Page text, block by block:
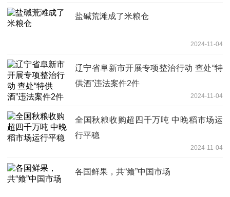
盐碱荒滩成了米粮仓
2024-11-04
辽宁省阜新市开展专项整治行动 查处“特
供酒”违法案件2件
2024-11-04
全国秋粮收购超四千万吨 中晚稻市场运
行平稳
2024-11-04
各国鲜果，共“飨”中国市场